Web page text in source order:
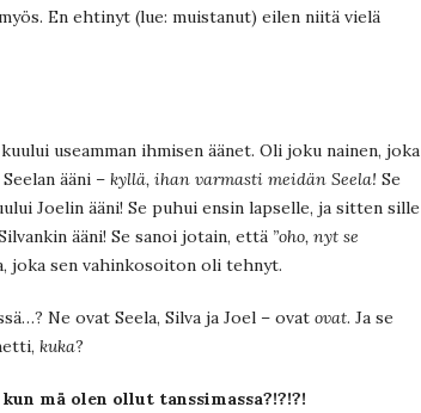
En ehtinyt (lue: muistanut) eilen niitä vielä
useamman ihmisen äänet. Oli joku nainen, joka
ääni – kyllä, ihan varmasti meidän Seela! Se
Joelin ääni! Se puhui ensin lapselle, ja sitten sille
ääni! Se sanoi jotain, että ”oho, nyt se
joka sen vahinkosoiton oli tehnyt.
Ne ovat Seela, Silva ja Joel – ovat ovat. Ja se
kuka?
mä olen ollut tanssimassa?!?!?!